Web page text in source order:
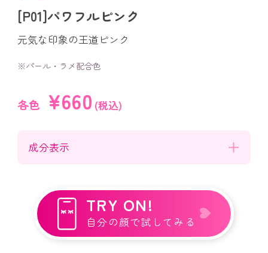
[P01]パワフルピンク
元気な印象の王道ピンク
※パール・ラメ配合色
各色 ¥660 (税込)
成分表示
TRY ON!
自分の顔で試してみる